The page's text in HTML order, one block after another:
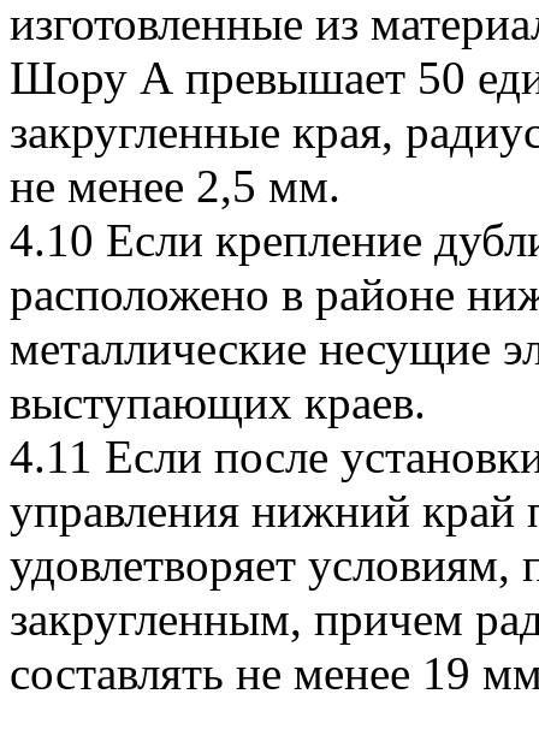
изготовленные из
Шору А превышает 50
закругленные края,
не менее 2,5 мм.
4.10 Если крепление
расположено в районе
металлические несущие
выступающих краев.
4.11 Если после
управления нижний край
удовлетворяет
закругленным, причем
составлять не менее 19